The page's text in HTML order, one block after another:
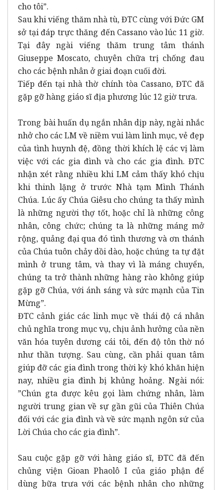
cho tôi”.
Sau khi viếng thăm nhà tù, ĐTC cùng với Đức GM
sở tại đáp trực thăng đến Cassano vào lúc 11 giờ.
Tại đây ngài viếng thăm trung tâm thánh
Giuseppe Moscato, chuyên chữa trị chống đau
cho các bệnh nhân ở giai đoạn cuối đời.
Tiếp đến tại nhà thờ chính tòa Cassano, ĐTC đã
gặp gỡ hàng giáo sĩ địa phương lúc 12 giờ trưa.
Trong bài huấn dụ ngắn nhân dịp này, ngài nhắc
nhở cho các LM về niềm vui làm linh mục, vẻ đẹp
của tình huynh đệ, đồng thời khích lệ các vị làm
việc với các gia đình và cho các gia đình. ĐTC
nhận xét rằng nhiều khi LM cảm thấy khó chịu
khi thinh lặng ở trước Nhà tạm Mình Thánh
Chúa. Lúc ấy Chúa Giêsu cho chúng ta thấy mình
là những người thợ tốt, hoặc chỉ là những công
nhân, công chức; chúng ta là những máng mở
rộng, quảng đại qua đó tình thương và ơn thánh
của Chúa tuôn chảy dồi dào, hoặc chúng ta tự đặt
mình ở trung tâm, và thay vì là máng chuyển,
chúng ta trở thành những hàng rào không giúp
gặp gỡ Chúa, với ánh sáng và sức mạnh của Tin
Mừng”.
ĐTC cảnh giác các linh mục về thái độ cá nhân
chủ nghĩa trong mục vụ, chịu ảnh hưởng của nền
văn hóa tuyên dương cái tôi, đến độ tôn thờ nó
như thần tượng. Sau cùng, cần phải quan tâm
giúp đỡ các gia đình trong thời kỳ khó khăn hiện
nay, nhiều gia đình bị khủng hoảng. Ngài nói:
”Chún gta được kêu gọi làm chứng nhân, làm
người trung gian về sự gần gũi của Thiên Chúa
đối với các gia đình và về sức mạnh ngôn sứ của
Lời Chúa cho các gia đình”.
Sau cuộc gặp gỡ với hàng giáo sĩ, ĐTC đã đến
chủng viện Gioan Phaolô I của giáo phận để
dùng bữa trưa với các bệnh nhân cho những